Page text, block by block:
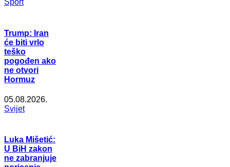
Šport
Trump: Iran
će biti vrlo
teško
pogođen ako
ne otvori
Hormuz
05.08.2026.
Svijet
Luka Mišetić:
U BiH zakon
ne zabranjuje